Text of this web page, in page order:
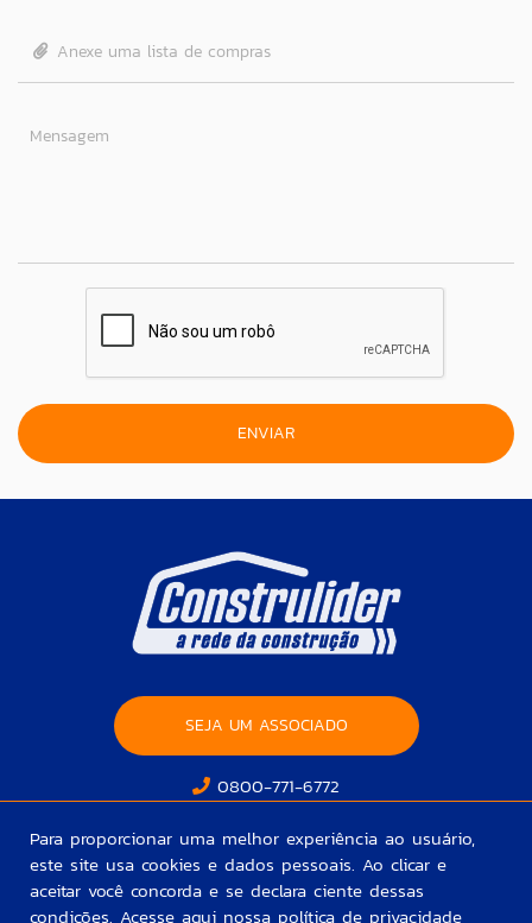
Anexe uma lista de compras
Mensagem
Para proporcionar uma melhor experiência ao usuário,
este site usa cookies e dados pessoais. Ao clicar e
aceitar você concorda e se declara ciente dessas
condições. Acesse aqui nossa política de privacidade
SEJA UM ASSOCIADO
0800-771-6772